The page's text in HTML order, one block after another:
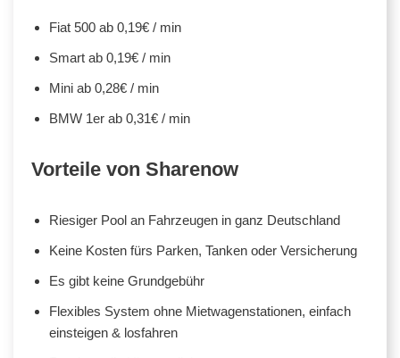
Fiat 500 ab 0,19€ / min
Smart ab 0,19€ / min
Mini ab 0,28€ / min
BMW 1er ab 0,31€ / min
Vorteile von Sharenow
Riesiger Pool an Fahrzeugen in ganz Deutschland
Keine Kosten fürs Parken, Tanken oder Versicherung
Es gibt keine Grundgebühr
Flexibles System ohne Mietwagenstationen, einfach
einsteigen & losfahren